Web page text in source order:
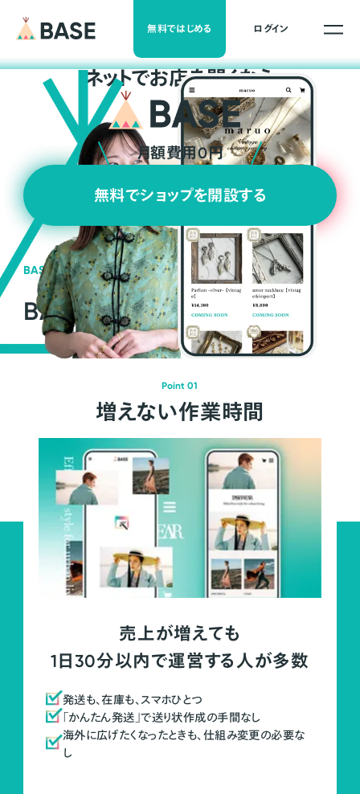
無料ではじめる ログイン
ネットでお店を開くなら
月額費用0円
無料でショップを開設する
BASEの強み
BASEが強い3つの理由
Point 01
増えない作業時間
売上が増えても
1日30分以内で運営する人が多数
発送も、在庫も、スマホひとつ
「かんたん発送」で送り状作成の手間なし
海外に広げたくなったときも、仕組み変更の必要な
し